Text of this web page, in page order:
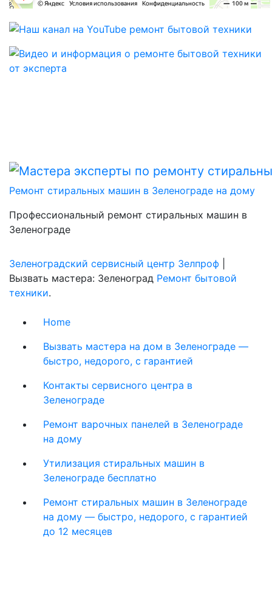
Ремонт стиральных машин в Зеленограде на дому
Профессиональный ремонт стиральных машин в
Зеленограде
Зеленоградский сервисный центр Зелпроф
Вызвать мастера: Зеленоград Ремонт бытовой
техники.
Home
Вызвать мастера на дом в Зеленограде —
быстро, недорого, с гарантией
Контакты сервисного центра в
Зеленограде
Ремонт варочных панелей в Зеленограде
на дому
Утилизация стиральных машин в
Зеленограде бесплатно
Ремонт стиральных машин в Зеленограде
на дому — быстро, недорого, с гарантией
до 12 месяцев